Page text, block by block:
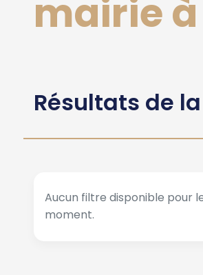
mairie à
Résultats de
Aucun filtre disponible pour
moment.